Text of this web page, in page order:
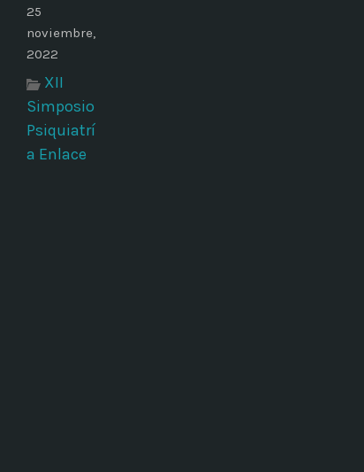
25
noviembre,
2022
XII
Simposio
Psiquiatrí
a Enlace